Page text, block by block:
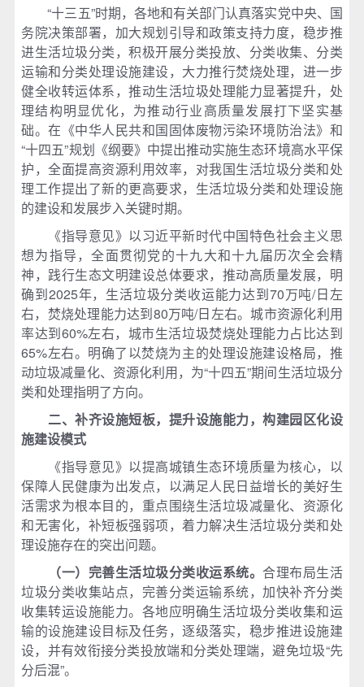
“十三五”时期，各地和有关部门认真落实党中央、国
务院决策部署，加大规划引导和政策支持力度，稳步推
进生活垃圾分类，积极开展分类投放、分类收集、分类
运输和分类处理设施建设，大力推行焚烧处理，进一步
健全收转运体系，推动生活垃圾处理能力显著提升，处
理结构明显优化，为推动行业高质量发展打下坚实基
础。在《中华人民共和国固体废物污染环境防治法》和
“十四五”规划《纲要》中提出推动实施生态环境高水平保
护，全面提高资源利用效率，对我国生活垃圾分类和处
理工作提出了新的更高要求，生活垃圾分类和处理设施
的建设和发展步入关键时期。
《指导意见》以习近平新时代中国特色社会主义思
想为指导，全面贯彻党的十九大和十九届历次全会精
神，践行生态文明建设总体要求，推动高质量发展，明
确到2025年，生活垃圾分类收运能力达到70万吨/日左
右，焚烧处理能力达到80万吨/日左右。城市资源化利用
率达到60%左右，城市生活垃圾焚烧处理能力占比达到
65%左右。明确了以焚烧为主的处理设施建设格局，推
动垃圾减量化、资源化利用，为“十四五”期间生活垃圾分
类和处理指明了方向。
二、补齐设施短板，提升设施能力，构建园区化设
施建设模式
《指导意见》以提高城镇生态环境质量为核心，以
保障人民健康为出发点，以满足人民日益增长的美好生
活需求为根本目的，重点围绕生活垃圾减量化、资源化
和无害化，补短板强弱项，着力解决生活垃圾分类和处
理设施存在的突出问题。
（一）完善生活垃圾分类收运系统。 合理布局生活
垃圾分类收集站点，完善分类运输系统，加快补齐分类
收集转运设施能力。各地应明确生活垃圾分类收集和运
输的设施建设目标及任务，逐级落实，稳步推进设施建
设，并有效衔接分类投放端和分类处理端，避免垃圾“先
分后混”。